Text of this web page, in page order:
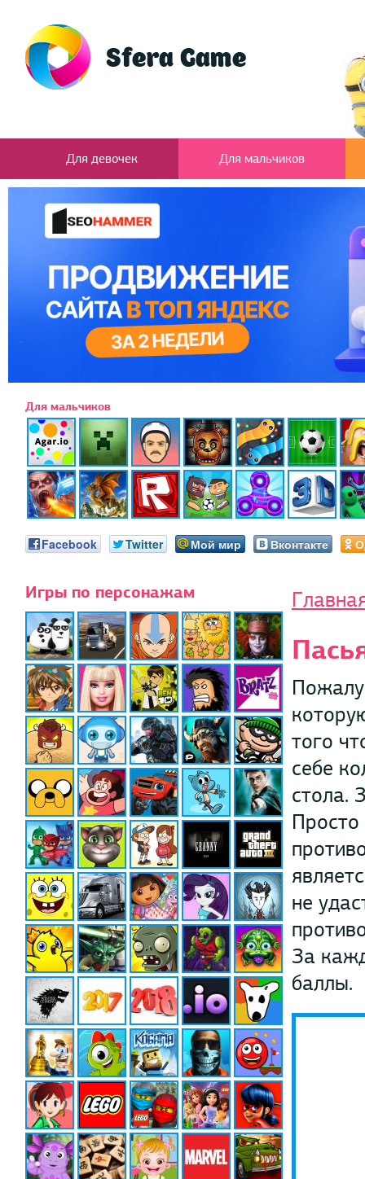
Для девочек Для мальчиков
Для мальчиков
Facebook Twitter Мой мир Вконтакте
Игры по персонажам
того
себе
стола.
Просто
не
За
баллы.